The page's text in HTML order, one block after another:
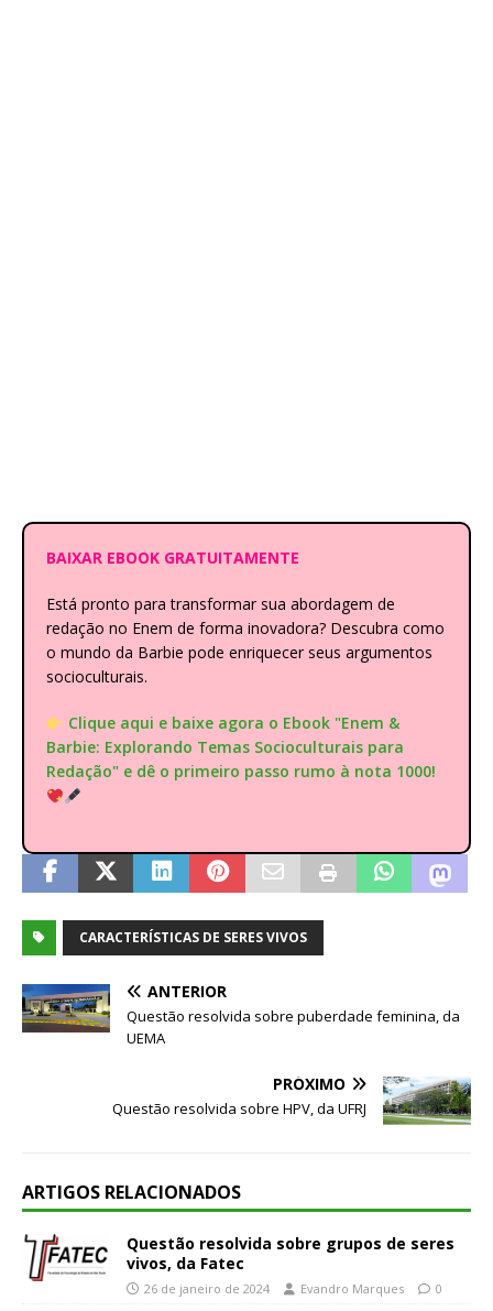
BAIXAR EBOOK GRATUITAMENTE
Está pronto para transformar sua abordagem de
redação no Enem de forma inovadora? Descubra como
o mundo da Barbie pode enriquecer seus argumentos
socioculturais.
Clique aqui e baixe agora o Ebook "Enem &
Barbie: Explorando Temas Socioculturais para
Redação" e dê o primeiro passo rumo à nota 1000!
CARACTERÍSTICAS DE SERES VIVOS
ANTERIOR
Questão resolvida sobre puberdade feminina, da
UEMA
PRÓXIMO
Questão resolvida sobre HPV, da UFRJ
ARTIGOS RELACIONADOS
Questão resolvida sobre grupos de seres
vivos, da Fatec
26 de janeiro de 2024 Evandro Marques 0